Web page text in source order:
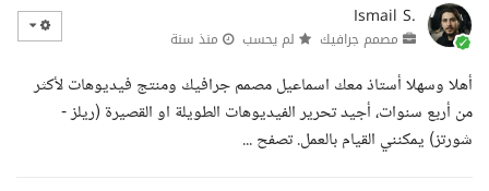
Ismail S.
مصمم جرافيك لم يحسب منذ سنة
أهلا وسهلا أستاذ معك اسماعيل مصمم جرافيك ومنتج فيديوهات لأكثر
من أربع سنوات، أجيد تحرير الفيديوهات الطويلة او القصيرة (ريلز -
شورتز) يمكنني القيام بالعمل. تصفح ...